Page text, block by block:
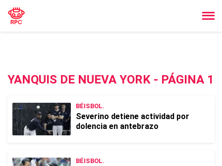
YANQUIS DE NUEVA YORK - PÁGINA 1
BÉISBOL.
Severino detiene actividad por
dolencia en antebrazo
BÉISBOL.